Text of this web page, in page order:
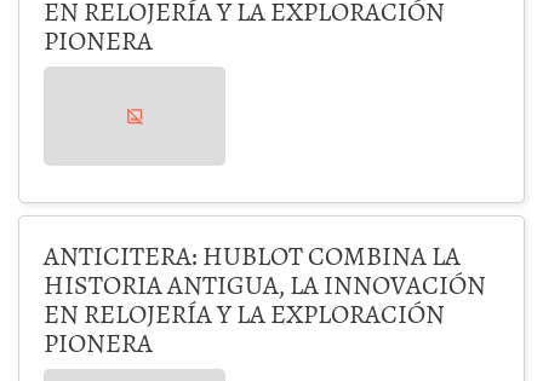
EN RELOJERÍA Y LA EXPLORACIÓN
PIONERA
ANTICITERA: HUBLOT COMBINA LA
HISTORIA ANTIGUA, LA INNOVACIÓN
EN RELOJERÍA Y LA EXPLORACIÓN
PIONERA